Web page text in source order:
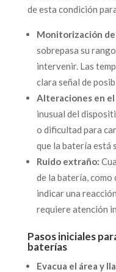
de esta condición
Monitorización
sobrepasa su
intervenir. Las
clara señal de
Alteraciones en
inusual del
o dificultad para
que la batería está
Ruido extraño:
de la batería, como
indicar una
requiere atención
Pasos iniciales
baterías
Evacua el área y